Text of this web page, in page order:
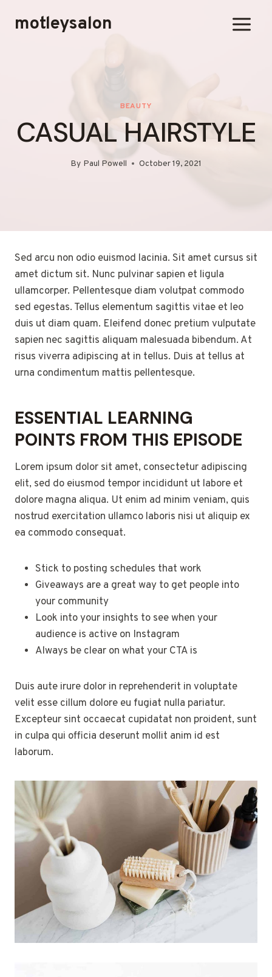
motleysalon
BEAUTY
CASUAL HAIRSTYLE
By Paul Powell October 19, 2021
Sed arcu non odio euismod lacinia. Sit amet cursus sit
amet dictum sit. Nunc pulvinar sapien et ligula
ullamcorper. Pellentesque diam volutpat commodo
sed egestas. Tellus elementum sagittis vitae et leo
duis ut diam quam. Eleifend donec pretium vulputate
sapien nec sagittis aliquam malesuada bibendum. At
risus viverra adipiscing at in tellus. Duis at tellus at
urna condimentum mattis pellentesque.
ESSENTIAL LEARNING
POINTS FROM THIS EPISODE
Lorem ipsum dolor sit amet, consectetur adipiscing
elit, sed do eiusmod tempor incididunt ut labore et
dolore magna aliqua. Ut enim ad minim veniam, quis
nostrud exercitation ullamco laboris nisi ut aliquip ex
ea commodo consequat.
Stick to posting schedules that work
Giveaways are a great way to get people into
your community
Look into your insights to see when your
audience is active on Instagram
Always be clear on what your CTA is
Duis aute irure dolor in reprehenderit in voluptate
velit esse cillum dolore eu fugiat nulla pariatur.
Excepteur sint occaecat cupidatat non proident, sunt
in culpa qui officia deserunt mollit anim id est
laborum.